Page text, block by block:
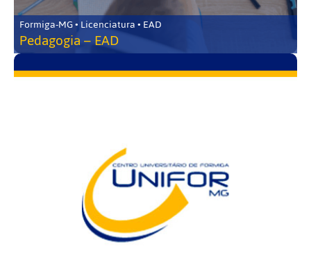
Formiga-MG • Licenciatura • EAD
Pedagogia – EAD